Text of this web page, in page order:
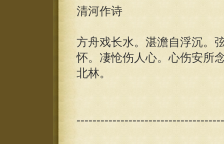
清河作诗
方舟戏长水。湛澹自浮沉。
怀。凄怆伤人心。心伤安所
北林。